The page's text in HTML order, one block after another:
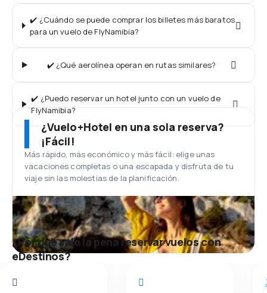
✔️ ¿Cuándo se puede comprar los billetes más baratos
para un vuelo de FlyNamibia?
✔️ ¿Qué aerolínea operan en rutas similares?
✔️ ¿Puedo reservar un hotel junto con un vuelo de
FlyNamibia?
¿Vuelo+Hotel en una sola reserva?
¡Fácil!
Más rápido, más económico y más fácil: elige unas
vacaciones completas o una escapada y disfruta de tu
viaje sin las molestias de la planificación.
¿Por qué vale la pena reservar vuelos con
eDestinos?